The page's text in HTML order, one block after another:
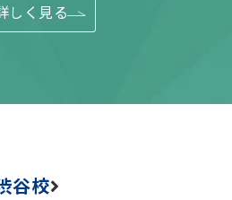
しく見る
谷校